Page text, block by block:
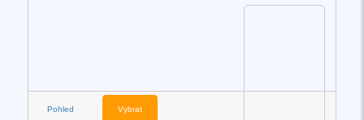
Pohled Vybrat